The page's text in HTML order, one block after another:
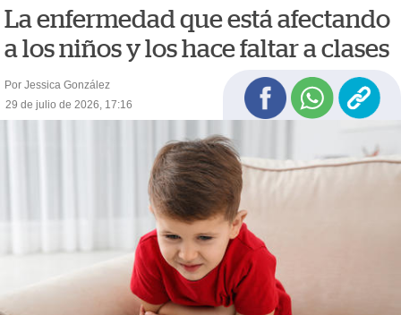
La enfermedad que está afectando
a los niños y los hace faltar a clases
Por Jessica González
29 de julio de 2026, 17:16